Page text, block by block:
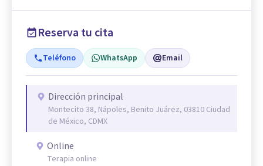
Reserva tu cita
Teléfono WhatsApp Email
Dirección principal
Montecito 38, Nápoles, Benito Juárez, 03810 Ciudad
de México, CDMX
Online
Terapia online